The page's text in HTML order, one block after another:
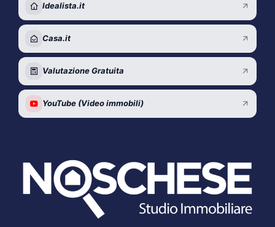
Idealista.it
Casa.it
Valutazione Gratuita
YouTube (Video immobili)